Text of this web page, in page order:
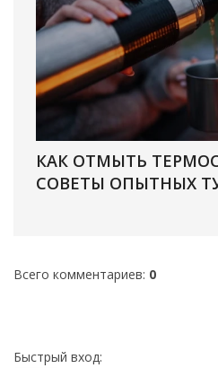
КАК ОТМЫТЬ
СОВЕТЫ ОПЫТНЫХ
Всего комментариев: 0
Быстрый вход: